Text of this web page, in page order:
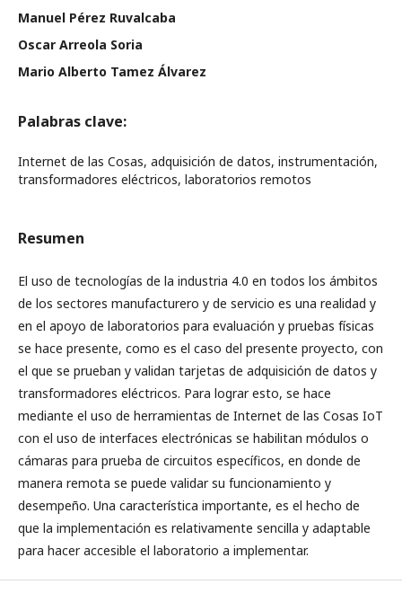
Manuel Pérez Ruvalcaba
Oscar Arreola Soria
Mario Alberto Tamez Álvarez
Palabras clave:
Internet de las Cosas, adquisición de datos, instrumentación,
transformadores eléctricos, laboratorios remotos
Resumen
El uso de tecnologías de la industria 4.0 en todos los ámbitos
de los sectores manufacturero y de servicio es una realidad y
en el apoyo de laboratorios para evaluación y pruebas físicas
se hace presente, como es el caso del presente proyecto, con
el que se prueban y validan tarjetas de adquisición de datos y
transformadores eléctricos. Para lograr esto, se hace
mediante el uso de herramientas de Internet de las Cosas IoT
con el uso de interfaces electrónicas se habilitan módulos o
cámaras para prueba de circuitos específicos, en donde de
manera remota se puede validar su funcionamiento y
desempeño. Una característica importante, es el hecho de
que la implementación es relativamente sencilla y adaptable
para hacer accesible el laboratorio a implementar.